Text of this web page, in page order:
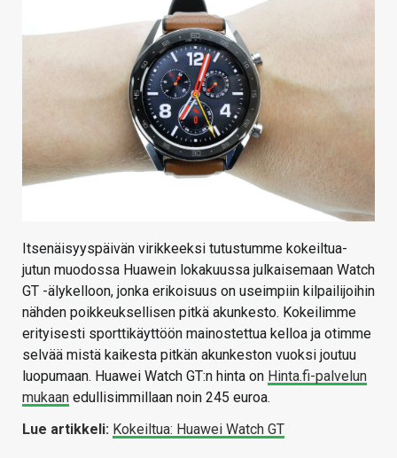
HAKU
Itsenäisyyspäivän virikkeeksi tutustumme kokeiltua-
jutun muodossa Huawein lokakuussa julkaisemaan Watch
GT -älykelloon, jonka erikoisuus on useimpiin kilpailijoihin
nähden poikkeuksellisen pitkä akunkesto. Kokeilimme
erityisesti sporttikäyttöön mainostettua kelloa ja otimme
selvää mistä kaikesta pitkän akunkeston vuoksi joutuu
luopumaan. Huawei Watch GT:n hinta on Hinta.fi-palvelun
mukaan edullisimmillaan noin 245 euroa.
Lue artikkeli: Kokeiltua: Huawei Watch GT